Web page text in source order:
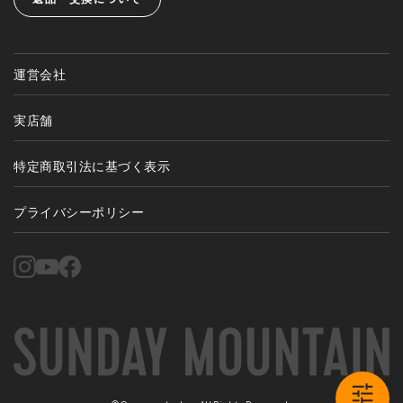
運営会社
実店舗
特定商取引法に基づく表示
プライバシーポリシー